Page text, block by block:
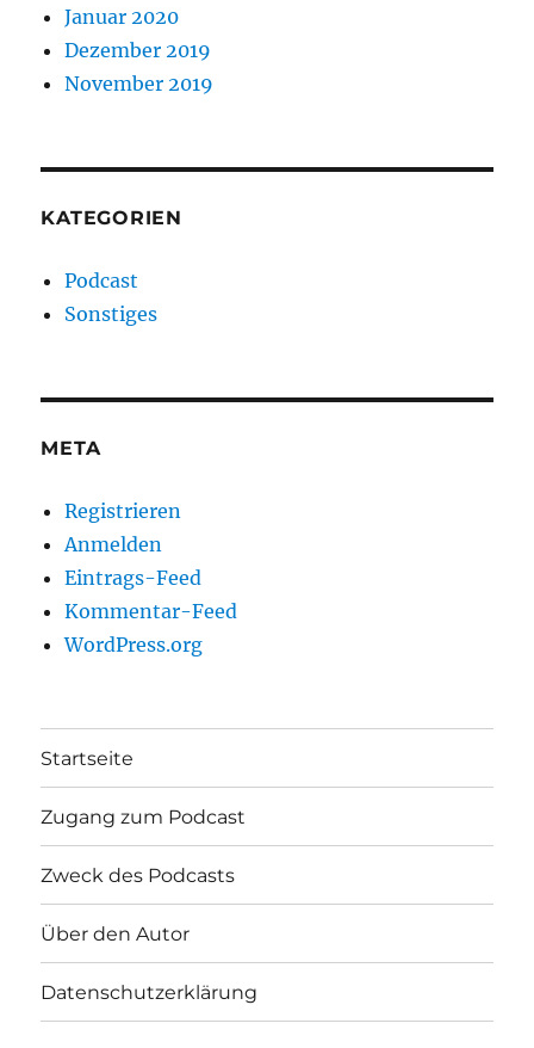
Januar 2020
Dezember 2019
November 2019
KATEGORIEN
Podcast
Sonstiges
META
Registrieren
Anmelden
Eintrags-Feed
Kommentar-Feed
WordPress.org
Startseite
Zugang zum Podcast
Zweck des Podcasts
Über den Autor
Datenschutzerklärung